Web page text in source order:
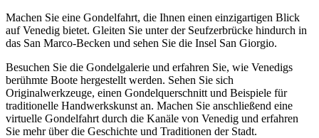
Machen Sie eine Gondelfahrt, die Ihnen einen einzigartigen Blick
auf Venedig bietet. Gleiten Sie unter der Seufzerbrücke hindurch in
das San Marco-Becken und sehen Sie die Insel San Giorgio.
Besuchen Sie die Gondelgalerie und erfahren Sie, wie Venedigs
berühmte Boote hergestellt werden. Sehen Sie sich
Originalwerkzeuge, einen Gondelquerschnitt und Beispiele für
traditionelle Handwerkskunst an. Machen Sie anschließend eine
virtuelle Gondelfahrt durch die Kanäle von Venedig und erfahren
Sie mehr über die Geschichte und Traditionen der Stadt.